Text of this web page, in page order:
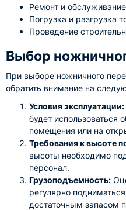
Ремонт и
Погрузка и разгрузка
Проведение
Выбор
При выборе ножничного
обратить внимание на
Условия эксплуатации:
будет использоваться
помещения или на
Требования к высоте
высоты необходимо
персонал.
Грузоподъемность:
регулярно
достаточным запасом